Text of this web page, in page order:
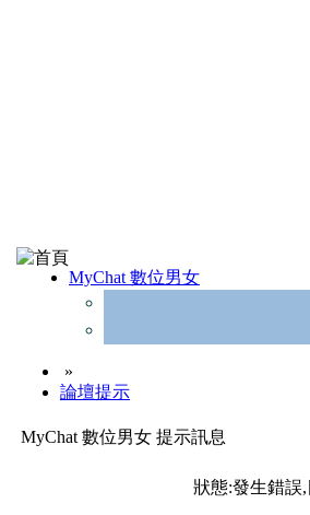
MyChat 數位男女
»
論壇提示
MyChat 數位男女 提示訊息
狀態:發生錯誤